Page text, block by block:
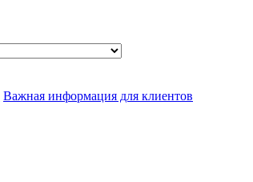
Важная информация для клиентов